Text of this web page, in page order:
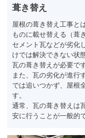
葺き替え
屋根の葺き替え工事と
ものに載せ替える（葺
セメント瓦などが劣化
けでは解決できない状
瓦の葺き替えが必要です
また、瓦の劣化が進行
では追いつかず、屋根
す。
通常、瓦の葺き替えは
安に行うことが一般的で